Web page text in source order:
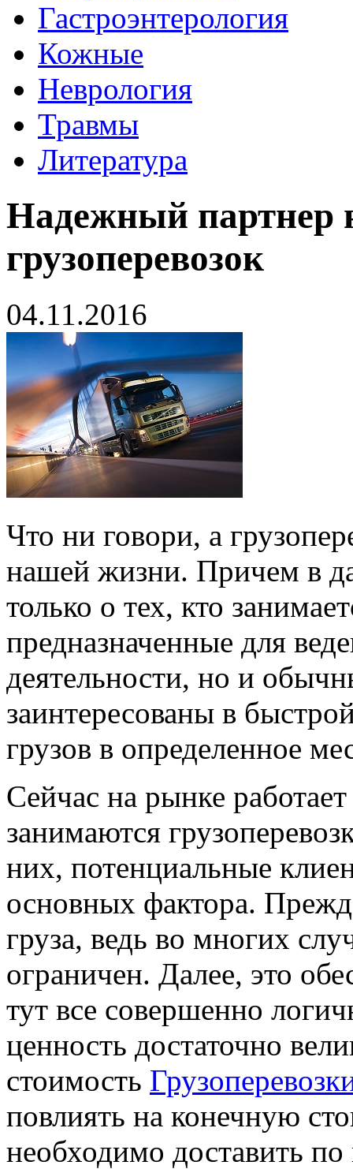
Гастроэнтерология
Кожные
Неврология
Травмы
Литература
Надежный партнер
грузоперевозок
04.11.2016
Что ни говори, а
нашей жизни. Причем в
только о тех, кто
предназначенные для
деятельности, но и
заинтересованы в
грузов в определенное
Сейчас на рынке
занимаются
них, потенциальные
основных фактора.
груза, ведь во многих
ограничен. Далее, это
тут все совершенно
ценность достаточно
стоимость
повлиять на конечную
необходимо доставить по